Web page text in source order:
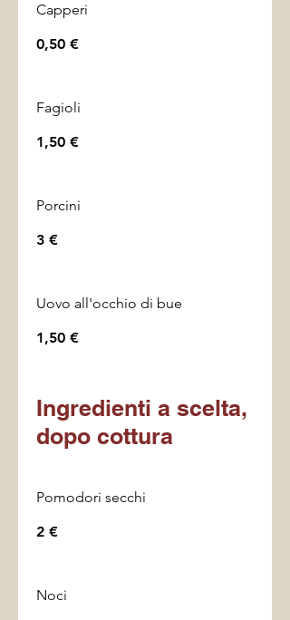
Capperi
0,50 €
Fagioli
1,50 €
Porcini
3 €
Uovo all'occhio di bue
1,50 €
Ingredienti a scelta,
dopo cottura
Pomodori secchi
2 €
Noci